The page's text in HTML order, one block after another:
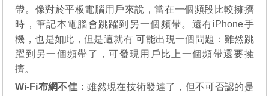
帶。像對於平板電腦用戶來說，當在一個頻段比較擁擠
時，筆記本電腦會跳躍到另一個頻帶。還有iPhone手
機，也是如此，但是這就有 可能出現一個問題：雖然跳
躍到另一個頻帶了，可發現用戶比上一個頻帶還要擁
擠。
Wi-Fi布網不佳：雖然現在技術發達了，但不可否認的是